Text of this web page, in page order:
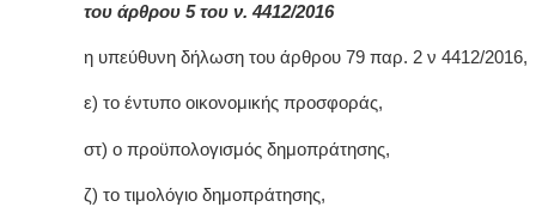
του άρθρου 5 του ν. 4412/2016
η υπεύθυνη δήλωση του άρθρου 79 παρ. 2 ν 4412/2016,
ε) το έντυπο οικονομικής προσφοράς,
στ) ο προϋπολογισμός δημοπράτησης,
ζ) το τιμολόγιο δημοπράτησης,